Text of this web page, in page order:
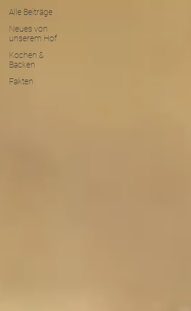
Alle Beiträge
Neues von
unserem Hof
Kochen &
Backen
Fakten